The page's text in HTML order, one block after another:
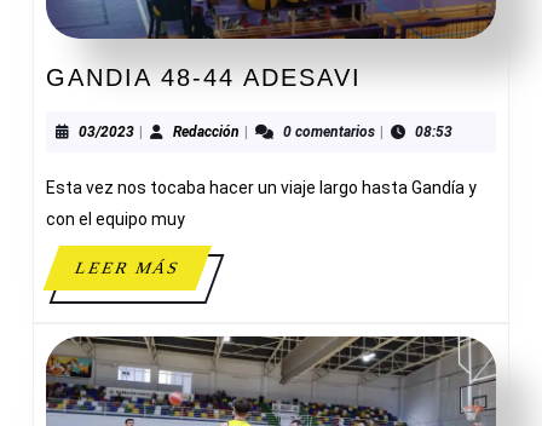
GANDIA 48-44 ADESAVI
44
03/202303/2023Redacción Redacción0 comentarios 08:53
Esta vez nos tocaba hacer un viaje largo hasta Gandía y
con el equipo muy
LEER MÁSLEER
MÁS